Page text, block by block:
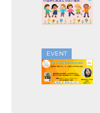
EVENT